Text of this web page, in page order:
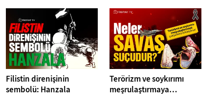
nereleri kapsıyor?
Filistin direnişinin
sembolü: Hanzala
Terörizm ve soykırımı
meşrulaştırmaya